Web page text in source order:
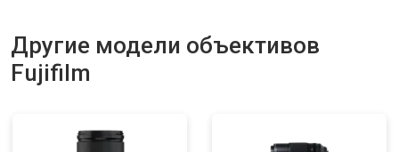
Другие модели объективов
Fujifilm